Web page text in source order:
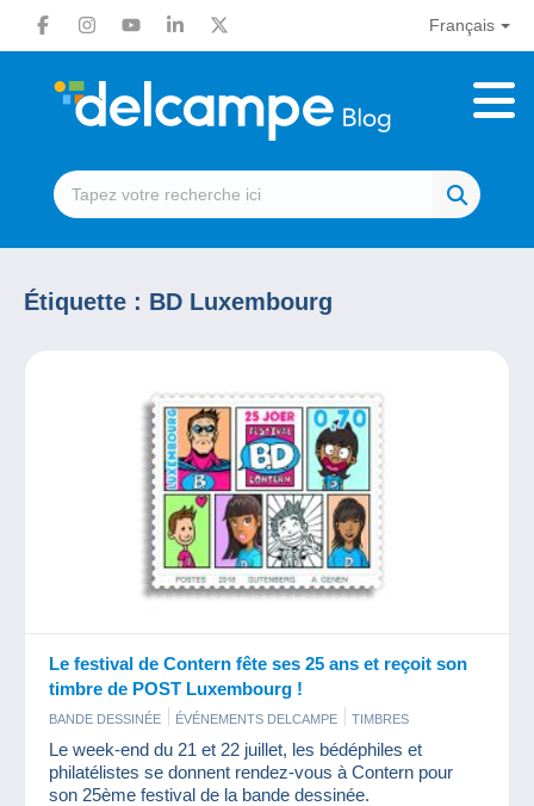
Français
Étiquette : BD Luxembourg
Le festival de Contern fête ses 25 ans et reçoit son
timbre de POST Luxembourg !
BANDE DESSINÉE ÉVÉNEMENTS DELCAMPE TIMBRES
Le week-end du 21 et 22 juillet, les bédéphiles et
philatélistes se donnent rendez-vous à Contern pour
son 25ème festival de la bande dessinée.